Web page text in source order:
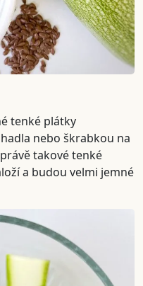
tenké plátky
nebo škrabkou na
takové tenké
a budou velmi jemné